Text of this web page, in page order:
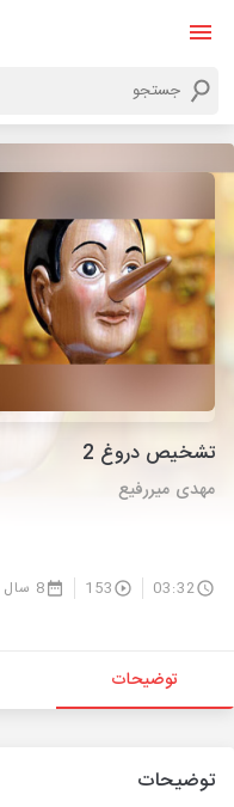
تشخیص دروغ 2
مهدی میررفیع
03:32
153 8 سال پیش
توضیحات
توضیحات